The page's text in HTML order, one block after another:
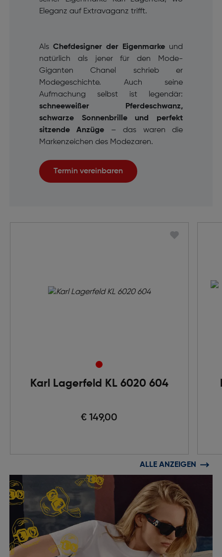
Eleganz auf Extravaganz trifft.
Als Chefdesigner der Eigenmarke und
natürlich als jener für den Mode-
Giganten Chanel schrieb er
Modegeschichte. Auch seine
Aufmachung selbst ist legendär:
schneeweißer Pferdeschwanz,
schwarze Sonnenbrille und perfekt
sitzende Anzüge – das waren die
Markenzeichen des Modezaren.
Termin vereinbaren
Karl Lagerfeld KL 6020 604
€ 149,00
ALLE ANZEIGEN